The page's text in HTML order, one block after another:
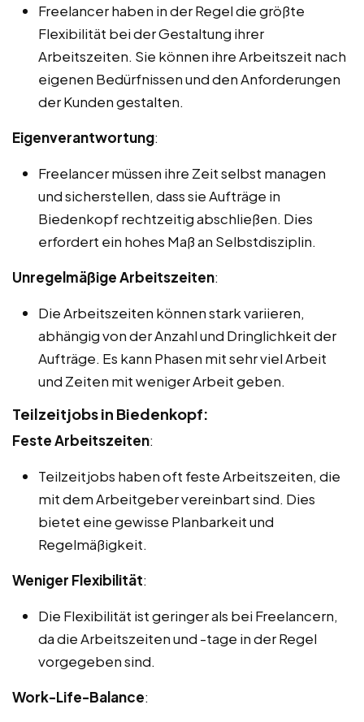
Freelancer haben in der Regel die größte
Flexibilität bei der Gestaltung ihrer
Arbeitszeiten. Sie können ihre Arbeitszeit nach
eigenen Bedürfnissen und den Anforderungen
der Kunden gestalten.
Eigenverantwortung:
Freelancer müssen ihre Zeit selbst managen
und sicherstellen, dass sie Aufträge in
Biedenkopf rechtzeitig abschließen. Dies
erfordert ein hohes Maß an Selbstdisziplin.
Unregelmäßige Arbeitszeiten:
Die Arbeitszeiten können stark variieren,
abhängig von der Anzahl und Dringlichkeit der
Aufträge. Es kann Phasen mit sehr viel Arbeit
und Zeiten mit weniger Arbeit geben.
Teilzeitjobs in Biedenkopf:
Feste Arbeitszeiten:
Teilzeitjobs haben oft feste Arbeitszeiten, die
mit dem Arbeitgeber vereinbart sind. Dies
bietet eine gewisse Planbarkeit und
Regelmäßigkeit.
Weniger Flexibilität:
Die Flexibilität ist geringer als bei Freelancern,
da die Arbeitszeiten und -tage in der Regel
vorgegeben sind.
Work-Life-Balance: